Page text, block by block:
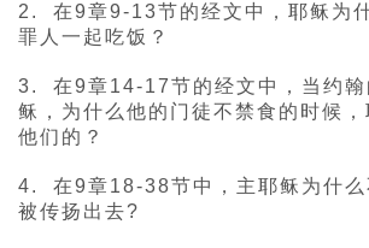
2. 在9章9-13节的经文中，耶稣为
罪人一起吃饭？
3. 在9章14-17节的经文中，当约翰
稣，为什么他的门徒不禁食的时候
他们的？
4. 在9章18-38节中，主耶稣为什么
被传扬出去?